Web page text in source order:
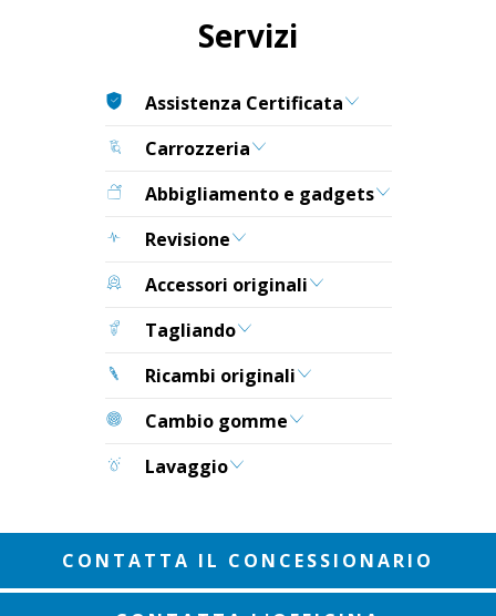
Servizi
Assistenza Certificata
Carrozzeria
Abbigliamento e gadgets
Revisione
Accessori originali
Tagliando
Ricambi originali
Cambio gomme
Lavaggio
CONTATTA IL CONCESSIONARIO